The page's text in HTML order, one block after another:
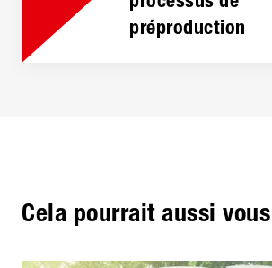
préproduction
Cela pourrait aussi